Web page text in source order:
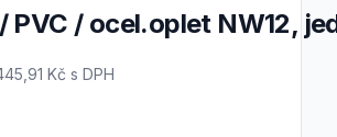
/ PVC / ocel.oplet NW12,
s DPH
Kč s DPH